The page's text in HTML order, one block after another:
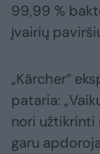
99,99 %
įvairių
„Kärcher“
pataria:
nori užtikrinti
garu